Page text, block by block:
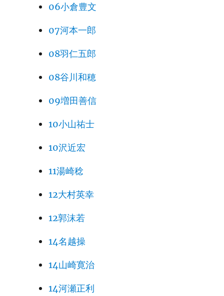
06小倉豊文
07河本一郎
08羽仁五郎
08谷川和穂
09増田善信
10小山祐士
10沢近宏
11湯崎稔
12大村英幸
12郭沫若
14名越操
14山崎寛治
14河瀬正利